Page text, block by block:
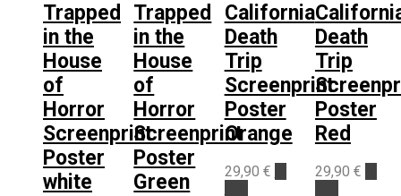
Trapped
in the
House
of
Horror
Screenprint
Poster
white
Trapped
in the
House
of
Horror
Screenprint
Poster
Green
California
Death
Trip
Screenprint
Poster
Orange
29,90 €
Death
Trip
Poster
Red
29,90 €